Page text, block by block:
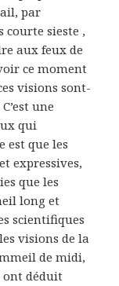
par
courte sieste ,
aux feux de
ce moment
visions sont-
une
qui
est que les
expressives,
que les
long et
scientifiques
visions de la
de midi,
ont déduit